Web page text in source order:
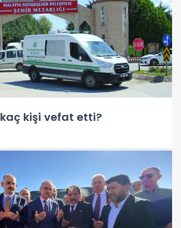
kişi vefat etti?